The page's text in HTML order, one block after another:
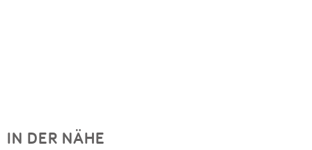
IN DER NÄHE